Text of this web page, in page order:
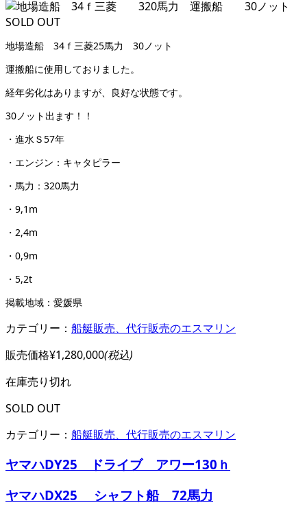
SOLD OUT
地場造船 34ｆ三菱25馬力 30ノット
運搬船に使用しておりました。
経年劣化はありますが、良好な状態です。
30ノット出ます！！
・進水Ｓ57年
・エンジン：キャタピラー
・馬力：320馬力
・9,1m
・2,4m
・0,9m
・5,2t
掲載地域：愛媛県
カテゴリー： 船艇販売、代行販売のエスマリン
販売価格¥1,280,000(税込)
在庫売り切れ
SOLD OUT
カテゴリー： 船艇販売、代行販売のエスマリン
ヤマハDY25 ドライブ アワー130ｈ
ヤマハDX25 シャフト船 72馬力